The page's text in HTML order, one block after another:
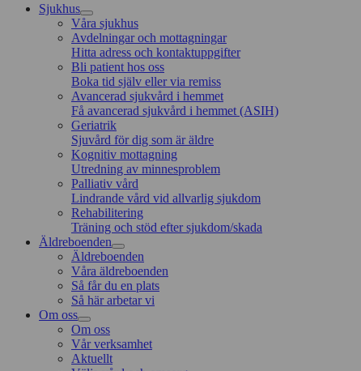
Sjukhus
Våra sjukhus
Avdelningar och mottagningar
Hitta adress och kontaktuppgifter
Bli patient hos oss
Boka tid själv eller via remiss
Avancerad sjukvård i hemmet
Få avancerad sjukvård i hemmet (ASIH)
Geriatrik
Sjuvård för dig som är äldre
Kognitiv mottagning
Utredning av minnesproblem
Palliativ vård
Lindrande vård vid allvarlig sjukdom
Rehabilitering
Träning och stöd efter sjukdom/skada
Äldreboenden
Äldreboenden
Våra äldreboenden
Så får du en plats
Så här arbetar vi
Om oss
Om oss
Vår verksamhet
Aktuellt